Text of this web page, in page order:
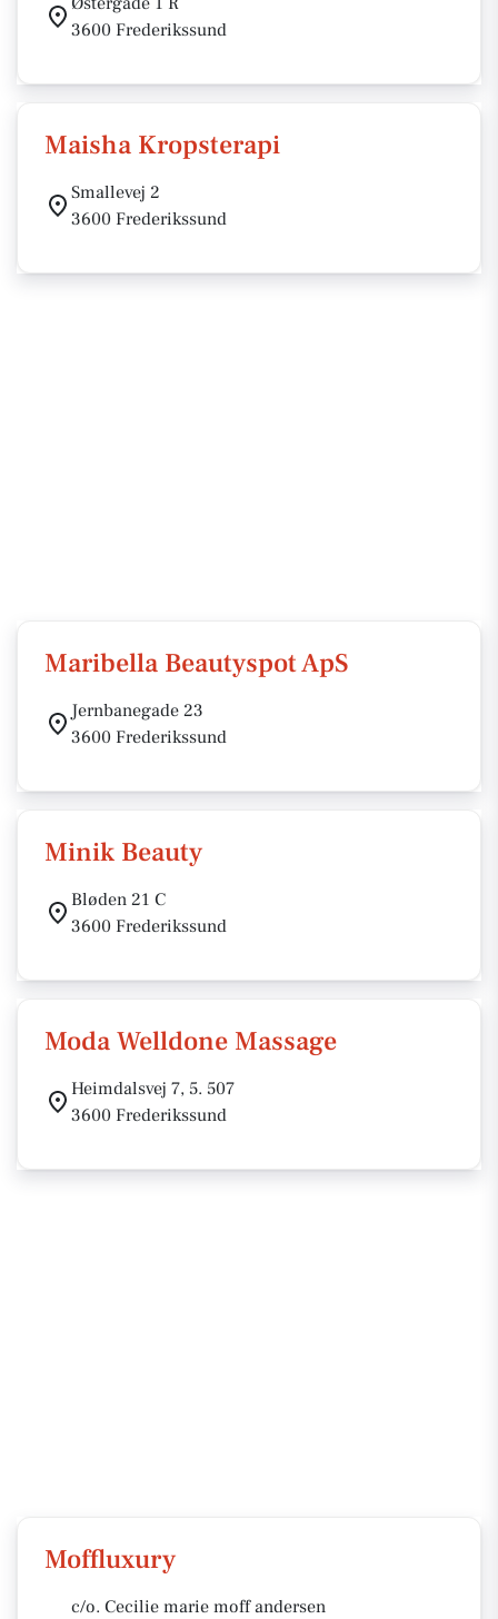
3600 Frederikssund
Maisha Kropsterapi
Smallevej 2
3600 Frederikssund
Maribella Beautyspot ApS
Jernbanegade 23
3600 Frederikssund
Minik Beauty
Bløden 21 C
3600 Frederikssund
Moda Welldone Massage
Heimdalsvej 7, 5. 507
3600 Frederikssund
Moffluxury
c/o. Cecilie marie moff andersen